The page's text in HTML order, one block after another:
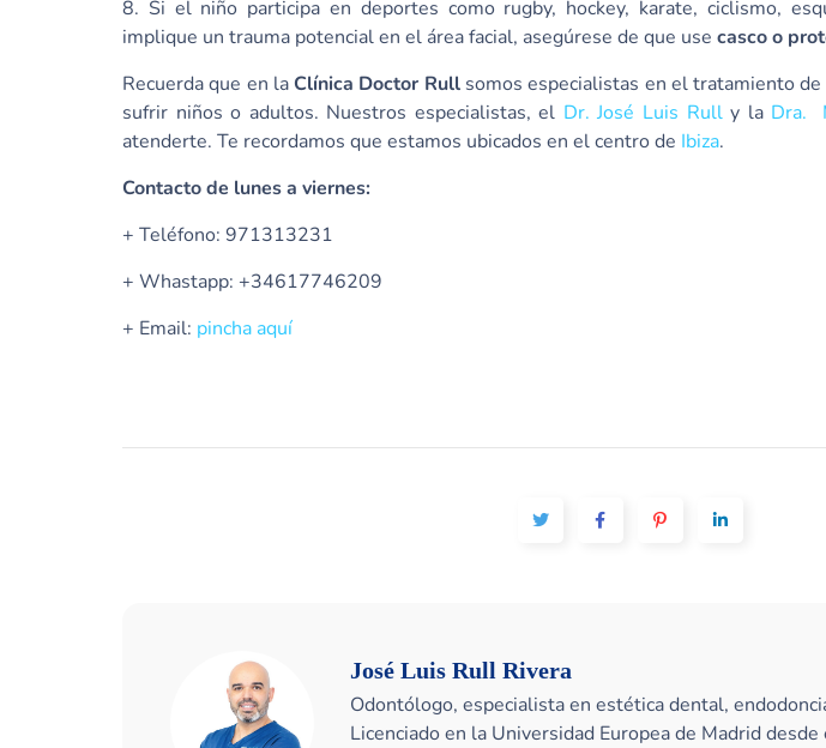
8. Si el niño participa en deportes como rugby, hockey, karate, ciclismo,
implique un trauma potencial en el área facial, asegúrese de que use casco o
Recuerda que en la Clínica Doctor Rullsomos especialistas en el tratamiento de
sufrir niños o adultos. Nuestros especialistas, el Dr. José Luis Rully la Dra.
atenderte. Te recordamos que estamos ubicados en el centro de Ibiza.
Contacto de lunes a viernes:
+ Teléfono: 971313231
+ Whastapp: +34617746209
+ Email: pincha aquí
José Luis Rull Rivera
Odontólogo, especialista en estética dental,
Licenciado en la Universidad Europea de Madrid